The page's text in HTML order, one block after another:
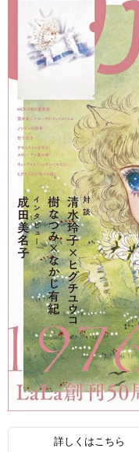
詳しくはこちら